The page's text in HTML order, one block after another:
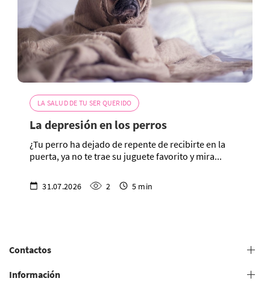
LA SALUD DE TU SER QUERIDO
La depresión en los perros
¿Tu perro ha dejado de repente de recibirte en la
puerta, ya no te trae su juguete favorito y mira...
31.07.2026 2 5 min
Contactos
+38 (073) 606 74 43 Peluquería canina
Información